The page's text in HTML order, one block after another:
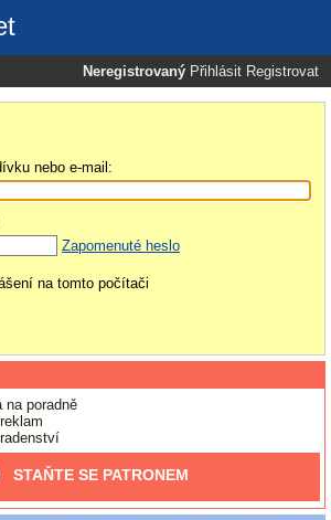
Neregistrovaný Přihlásit Registrovat
nebo e-mail:
Zapomenuté heslo
na tomto počítači
na poradně
STAŇTE SE PATRONEM